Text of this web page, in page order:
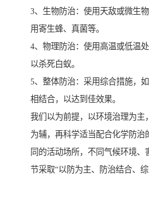
3、生物防治：使用天敌或微生
用寄生蜂、真菌等。
4、物理防治：使用高温或低温
以杀死白蚁。
5、整体防治：采用综合措施，
相结合，以达到佳效果。
我们以为前提，以环境治理为主
为辅，再科学适当配合化学防治
同的活动场所，不同气候环境、
节采取“以防为主、防治结合、综